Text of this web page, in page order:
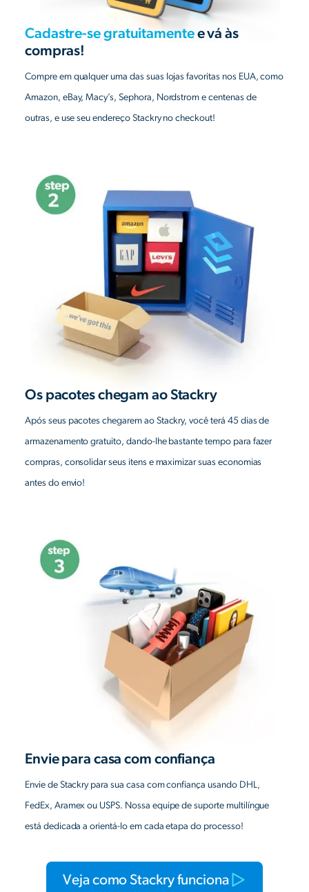
Cadastre-se gratuitamentee vá às
compras!
Compre em qualquer uma das suas lojas favoritas nos EUA, como
Amazon, eBay, Macy’s, Sephora, Nordstrom e centenas de
outras, e use seu endereço Stackry no checkout!
Os pacotes chegam ao Stackry
Após seus pacotes chegarem ao Stackry, você terá 45 dias de
armazenamento gratuito, dando-lhe bastante tempo para fazer
compras, consolidar seus itens e maximizar suas economias
antes do envio!
Envie para casa com confiança
Envie de Stackry para sua casa com confiança usando DHL,
FedEx, Aramex ou USPS. Nossa equipe de suporte multilíngue
está dedicada a orientá-lo em cada etapa do processo!
Veja como Stackry funciona